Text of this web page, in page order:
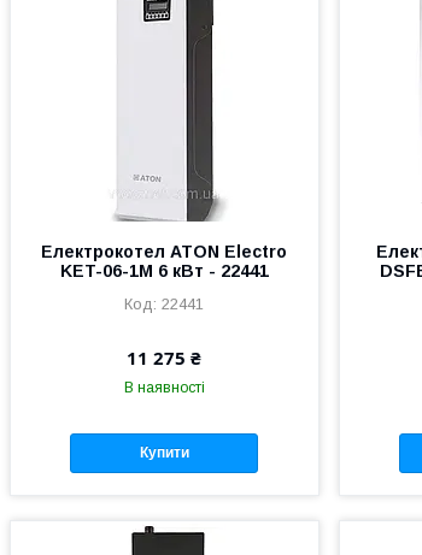
Електрокотел ATON Electro
KET-06-1M 6 кВт - 22441
22441
11 275 ₴
В наявності
Купити